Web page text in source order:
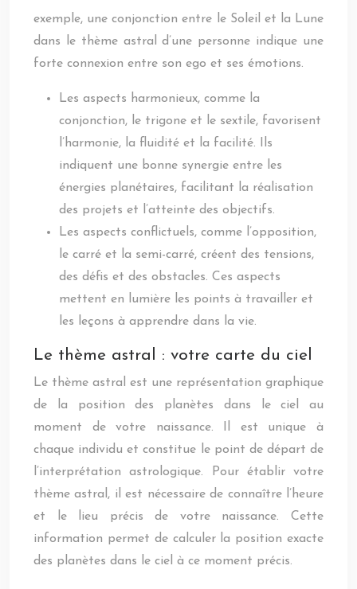
exemple, une conjonction entre le Soleil et la Lune
dans le thème astral d’une personne indique une
forte connexion entre son ego et ses émotions.
Les aspects harmonieux, comme la
conjonction, le trigone et le sextile, favorisent
l’harmonie, la fluidité et la facilité. Ils
indiquent une bonne synergie entre les
énergies planétaires, facilitant la réalisation
des projets et l’atteinte des objectifs.
Les aspects conflictuels, comme l’opposition,
le carré et la semi-carré, créent des tensions,
des défis et des obstacles. Ces aspects
mettent en lumière les points à travailler et
les leçons à apprendre dans la vie.
Le thème astral : votre carte du ciel
Le thème astral est une représentation graphique
de la position des planètes dans le ciel au
moment de votre naissance. Il est unique à
chaque individu et constitue le point de départ de
l’interprétation astrologique. Pour établir votre
thème astral, il est nécessaire de connaître l’heure
et le lieu précis de votre naissance. Cette
information permet de calculer la position exacte
des planètes dans le ciel à ce moment précis.